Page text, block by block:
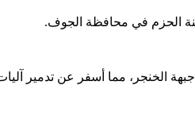
الحزم في محافظة الجوف.
الخنجر، مما أسفر عن تدمير